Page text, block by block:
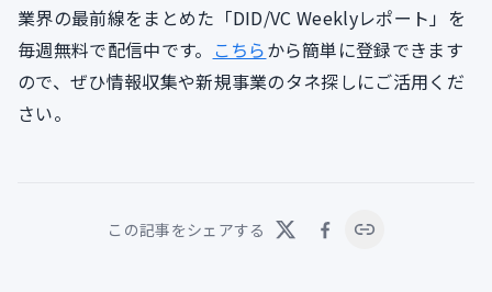
業界の最前線をまとめた「DID/VC Weeklyレポート」を
毎週無料で配信中です。 こちらから簡単に登録できます
ので、ぜひ情報収集や新規事業のタネ探しにご活用くだ
さい。
この記事をシェアする